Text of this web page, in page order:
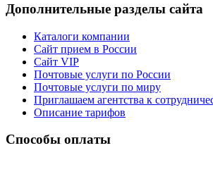
Дополнительные разделы сайта
Каталоги компании
Сайт прием в России
Сайт VIP
Почтовые услуги по России
Почтовые услуги по миру
Приглашаем агентства к
Описание тарифов
Способы оплаты